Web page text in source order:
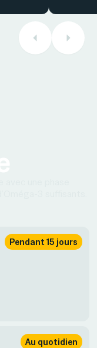
Pendant 15 jours
Au quotidien